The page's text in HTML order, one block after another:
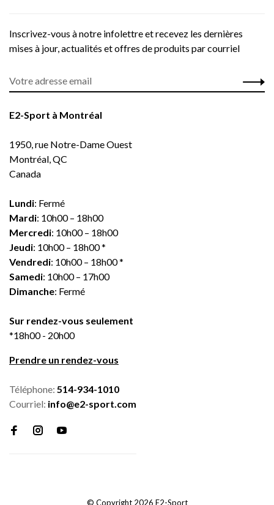
Inscrivez-vous à notre infolettre et recevez les dernières
mises à jour, actualités et offres de produits par courriel
E2-Sport à Montréal
1950, rue Notre-Dame Ouest
Montréal, QC
Canada
Lundi: Fermé
Mardi: 10h00 – 18h00
Mercredi: 10h00 – 18h00
Jeudi: 10h00 – 18h00 *
Vendredi: 10h00 – 18h00 *
Samedi: 10h00 – 17h00
Dimanche: Fermé
Sur rendez-vous seulement
*18h00 - 20h00
Prendre un rendez-vous
Téléphone: 514-934-1010
Courriel: info@e2-sport.com
© Copyright 2026 E2-Sport